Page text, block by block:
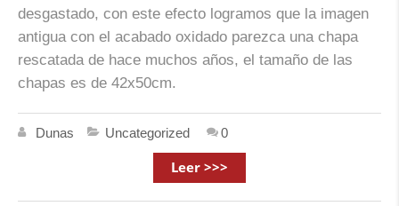
desgastado, con este efecto logramos que la imagen
antigua con el acabado oxidado parezca una chapa
rescatada de hace muchos años, el tamaño de las
chapas es de 42x50cm.
Dunas Uncategorized 0
Leer >>>